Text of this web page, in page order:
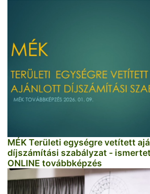
MÉK Területi egységre vetített
díjszámítási szabályzat -
ONLINE továbbképzés